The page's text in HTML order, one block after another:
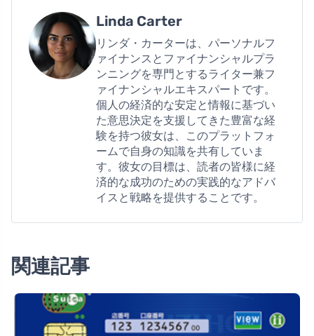
Linda Carter
リンダ・カーターは、パーソナルフ
ァイナンスとファイナンシャルプラ
ンニングを専門とするライター兼フ
ァイナンシャルエキスパートです。
個人の経済的な安定と情報に基づい
た意思決定を支援してきた豊富な経
験を持つ彼女は、このプラットフォ
ームで自身の知識を共有していま
す。彼女の目標は、読者の皆様に経
済的な成功のための実践的なアドバ
イスと戦略を提供することです。
関連記事